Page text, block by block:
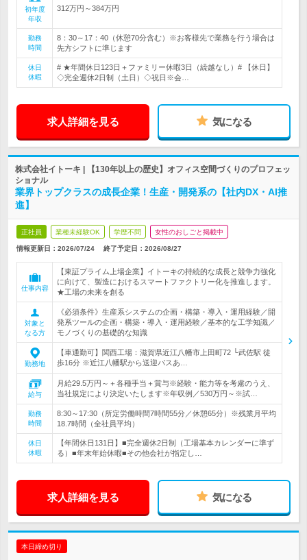
初年度
年収
312万円～384万円
勤務
時間
8：30～17：40（休憩70分含む）※お客様先で業務を行う場合は
先方シフトに準じます
休日
休暇
# ★年間休日123日＋ファミリー休暇3日（繰越なし）# 【休日】
◇完全週休2日制（土日）◇祝日※会…
求人詳細を見る 気になる
株式会社イトーキ | 【130年以上の歴史】オフィス空間づくりのプロフェッ
ショナル
業界トップクラスの成長企業！生産・開発系の【社内DX・AI推
進】
正社員 業種未経験OK 学歴不問 女性のおしごと掲載中
情報更新日：2026/07/24 終了予定日： 2026/08/27
仕事内容
【東証プライム上場企業】イトーキの持続的な成長と競争力強化
に向けて、製造におけるスマートファクトリー化を推進します。
★工場の未来を創る
対象と
なる方
《必須条件》生産系システムの企画・構築・導入・運用経験／開
発系ツールの企画・構築・導入・運用経験／基本的な工学知識／
モノづくりの基礎的な知識
勤務地
【車通勤可】関西工場：滋賀県近江八幡市上田町72 └武佐駅 徒
歩16分 ※近江八幡駅から送迎バスあ…
給与
月給29.5万円～＋各種手当＋賞与※経験・能力等を考慮のうえ、
当社規定により決定いたします※年収例／530万円～※試…
勤務
時間
8:30～17:30（所定労働時間7時間55分／休憩65分）※残業月平均
18.7時間（全社員平均）
休日
休暇
【年間休日131日】■完全週休2日制（工場基本カレンダーに準ず
る）■年末年始休暇■その他会社が指定し…
求人詳細を見る 気になる
本日締め切り